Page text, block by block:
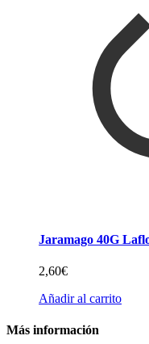
Jaramago 40G
2,60€
Añadir al carrito
Más información